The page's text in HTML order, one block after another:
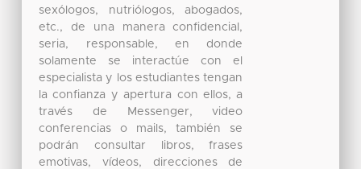
sexólogos, nutriólogos, abogados,
etc., de una manera confidencial,
seria, responsable, en donde
solamente se interactúe con el
especialista y los estudiantes tengan
la confianza y apertura con ellos, a
través de Messenger, video
conferencias o mails, también se
podrán consultar libros, frases
emotivas, vídeos, direcciones de